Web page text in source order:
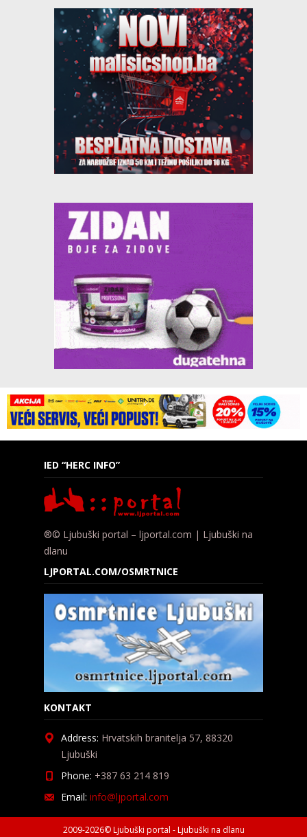
IED “HERC INFO”
®© Ljubuški portal – ljportal.com | Ljubuški na
dlanu
LJPORTAL.COM/OSMRTNICE
KONTAKT
Address: Hrvatskih branitelja 57, 88320
Ljubuški
Phone: +387 63 214 819
Email: info@ljportal.com
2009-2026© Ljubuški portal - Ljubuški na dlanu